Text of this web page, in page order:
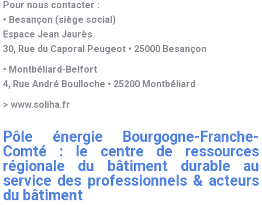
Pour nous contacter :
• Besançon (siège social)
Espace Jean Jaurès
30, Rue du Caporal Peugeot • 25000 Besançon
• Montbéliard-Belfort
4, Rue André Boulloche • 25200 Montbéliard
> www.soliha.fr
Pôle énergie Bourgogne-Franche-
Comté : le centre de ressources
régionale du bâtiment durable au
service des professionnels & acteurs
du bâtiment